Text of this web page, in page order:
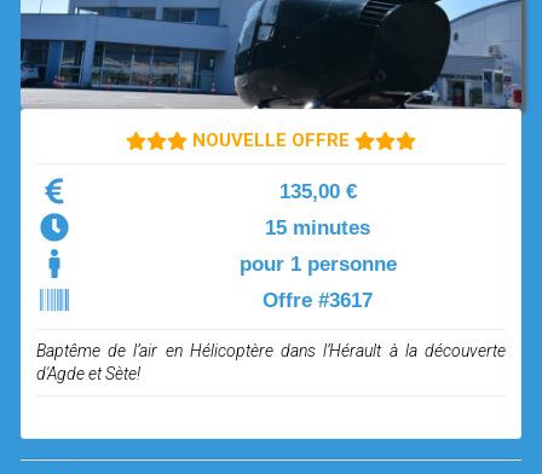
OPEN SUBMENU (SIMULATEUR)
SIMULATEUR
OPEN SUBMENU (DRÔNE)
DRÔNE
NOUVELLE OFFRE
135,00 €
15 minutes
pour 1 personne
Offre #3617
Baptême de l’air en Hélicoptère dans l’Hérault à la découverte
d'Agde et Sète!